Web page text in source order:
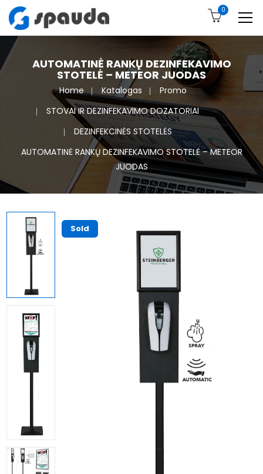
0
AUTOMATINĖ RANKŲ DEZINFEKAVIMO
STOTELĖ – METEOR JUODAS
Home Katalogas
Promo
STOVAI IR DEZINFEKAVIMO DOZATORIAI
DEZINFEKCINĖS STOTELĖS
AUTOMATINĖ RANKŲ DEZINFEKAVIMO STOTELĖ – METEOR
JUODAS
Sold